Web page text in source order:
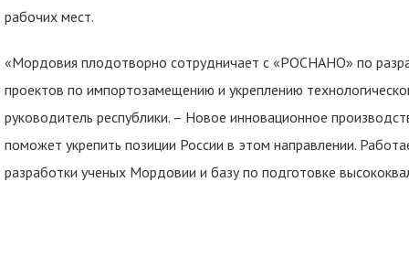
рабочих мест.
«Мордовия плодотворно сотрудничает с «РОСНАНО» по
проектов по импортозамещению и укреплению
руководитель республики. – Новое инновационное
поможет укрепить позиции России в этом направлении.
разработки ученых Мордовии и базу по подготовке